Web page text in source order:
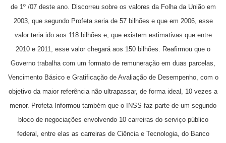
de 1º /07 deste ano. Discorreu sobre os valores da Folha da União em
2003, que segundo Profeta seria de 57 bilhões e que em 2006, esse
valor teria ido aos 118 bilhões e, que existem estimativas que entre
2010 e 2011, esse valor chegará aos 150 bilhões. Reafirmou que o
Governo trabalha com um formato de remuneração em duas parcelas,
Vencimento Básico e Gratificação de Avaliação de Desempenho, com o
objetivo da maior referência não ultrapassar, de forma ideal, 10 vezes a
menor. Profeta Informou também que o INSS faz parte de um segundo
bloco de negociações envolvendo 10 carreiras do serviço público
federal, entre elas as carreiras de Ciência e Tecnologia, do Banco